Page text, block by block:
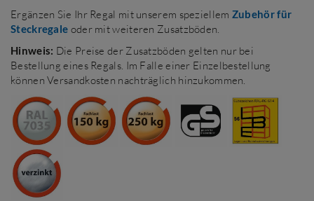
Ergänzen Sie Ihr Regal mit unserem speziellem Zubehör für
Steckregale oder mit weiteren Zusatzböden.
Hinweis: Die Preise der Zusatzböden gelten nur bei
Bestellung eines Regals. Im Falle einer Einzelbestellung
können Versandkosten nachträglich hinzukommen.